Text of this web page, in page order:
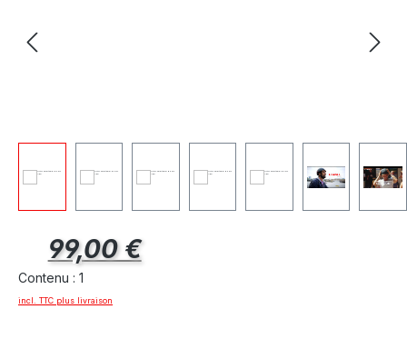
Prix régulier :
99,00 €
Contenu : 1
incl. TTC plus livraison